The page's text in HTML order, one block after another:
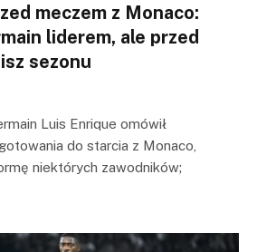
meczem z Monaco:
liderem, ale przed
sezonu
Luis Enrique omówił
do starcia z Monaco,
niektórych zawodników;